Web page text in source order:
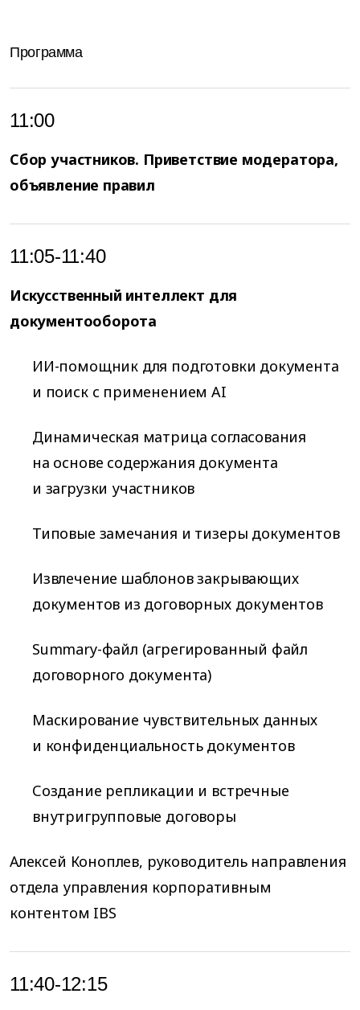
Программа
11:00
Сбор участников. Приветствие модератора,
объявление правил
11:05-11:40
Искусственный интеллект для
документооборота
ИИ-помощник для подготовки документа
и поиск с применением AI
Динамическая матрица согласования
на основе содержания документа
и загрузки участников
Типовые замечания и тизеры документов
Извлечение шаблонов закрывающих
документов из договорных документов
Summary-файл (агрегированный файл
договорного документа)
Маскирование чувствительных данных
и конфиденциальность документов
Создание репликации и встречные
внутригрупповые договоры
Алексей Коноплев, руководитель направления
отдела управления корпоративным
контентом IBS
11:40-12:15